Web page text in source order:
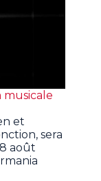
musicale
et
sera
août